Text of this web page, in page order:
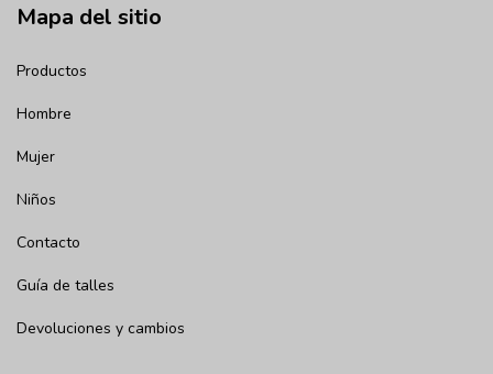
Mapa del sitio
Productos
Hombre
Mujer
Niños
Contacto
Guía de talles
Devoluciones y cambios